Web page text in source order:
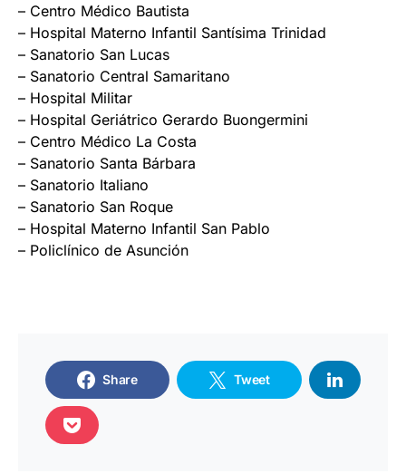
– Centro Médico Bautista
– Hospital Materno Infantil Santísima Trinidad
– Sanatorio San Lucas
– Sanatorio Central Samaritano
– Hospital Militar
– Hospital Geriátrico Gerardo Buongermini
– Centro Médico La Costa
– Sanatorio Santa Bárbara
– Sanatorio Italiano
– Sanatorio San Roque
– Hospital Materno Infantil San Pablo
– Policlínico de Asunción
Share Tweet